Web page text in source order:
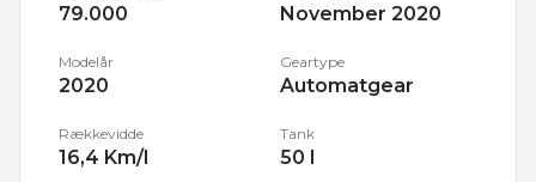
79.000 November 2020
Modelår
2020
Geartype
Automatgear
Rækkevidde
16,4 Km/l
Tank
50 l